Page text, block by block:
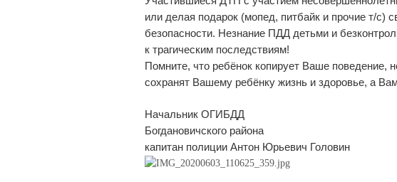
или делая подарок (мопед, питбайк и прочие т/с)
безопасности. Незнание ПДД детьми и
к трагическим последствиям!
Помните, что ребёнок копирует Ваше
сохранят Вашему ребёнку жизнь и здоровье, а
Начальник ОГИБДД
Богдановичского района
капитан полиции Антон Юрьевич Головин